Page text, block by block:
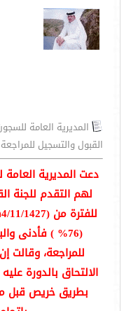
القبول والتسجيل للمراجعة
دعت المديرية
لهم التقدم للجنة
للمراجعة، وقالت
الالتحاق بالدورة
بطريق خريص قبل